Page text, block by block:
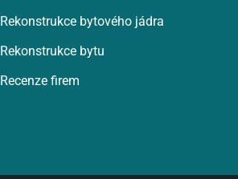
Rekonstrukce bytového jádra
Rekonstrukce bytu
Recenze firem